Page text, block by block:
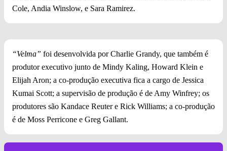
Cole, Andia Winslow, e Sara Ramirez.
“Velma” foi desenvolvida por Charlie Grandy, que também é
produtor executivo junto de Mindy Kaling, Howard Klein e
Elijah Aron; a co-produção executiva fica a cargo de Jessica
Kumai Scott; a supervisão de produção é de Amy Winfrey; os
produtores são Kandace Reuter e Rick Williams; a co-produção
é de Moss Perricone e Greg Gallant.